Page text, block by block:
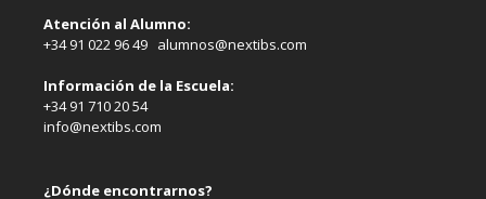
Atención al Alumno:
+34 91 022 96 49 alumnos@nextibs.com
Información de la Escuela:
+34 91 710 20 54
info@nextibs.com
¿Dónde encontrarnos?